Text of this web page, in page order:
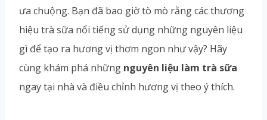
ưa chuộng. Bạn đã bao giờ tò mò rằng các thương
hiệu trà sữa nổi tiếng sử dụng những nguyên liệu
gì để tạo ra hương vị thơm ngon như vậy? Hãy
cùng khám phá những nguyên liệu làm trà sữa
ngay tại nhà và điều chỉnh hương vị theo ý thích.